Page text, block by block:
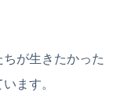
が生きたかった
ます。